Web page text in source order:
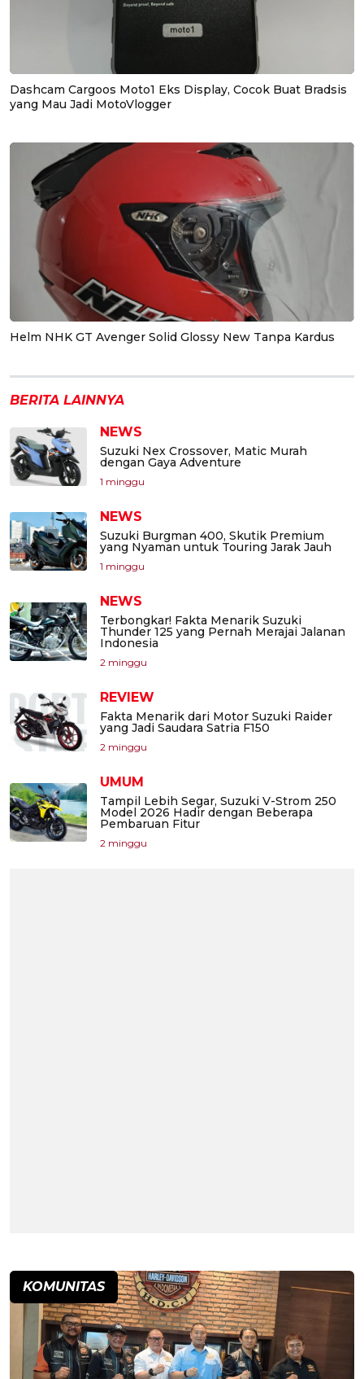
Dashcam Cargoos Moto1 Eks Display, Cocok Buat Bradsis
yang Mau Jadi MotoVlogger
Helm NHK GT Avenger Solid Glossy New Tanpa Kardus
BERITA LAINNYA
NEWS
Suzuki Nex Crossover, Matic Murah
dengan Gaya Adventure
1 minggu
NEWS
Suzuki Burgman 400, Skutik Premium
yang Nyaman untuk Touring Jarak Jauh
1 minggu
NEWS
Terbongkar! Fakta Menarik Suzuki
Thunder 125 yang Pernah Merajai Jalanan
Indonesia
2 minggu
REVIEW
Fakta Menarik dari Motor Suzuki Raider
yang Jadi Saudara Satria F150
2 minggu
UMUM
Tampil Lebih Segar, Suzuki V-Strom 250
Model 2026 Hadir dengan Beberapa
Pembaruan Fitur
2 minggu
KOMUNITAS